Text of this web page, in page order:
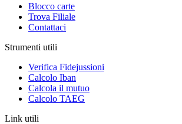
Blocco carte
Trova Filiale
Contattaci
Strumenti utili
Verifica Fidejussioni
Calcolo Iban
Calcola il mutuo
Calcolo TAEG
Link utili